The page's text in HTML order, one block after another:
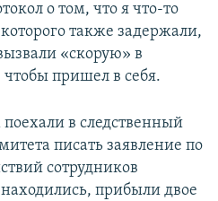
о том, что я что-то
также задержали,
«скорую» в
чтобы пришел в себя.
в следственный
писать заявление по
сотрудников
прибыли двое